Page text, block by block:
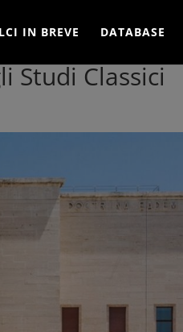
IN BREVE DATABASE
Studi Classici